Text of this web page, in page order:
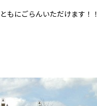
もにごらんいただけます！！